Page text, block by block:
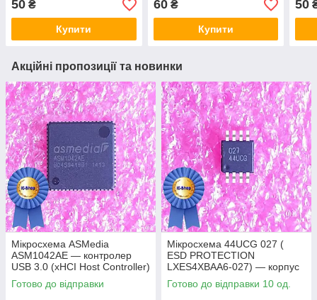
50 ₴
Купити
60₴
Купити
50
Акційні пропозиції та новинки
Мікросхема ASMedia
ASM1042AE — контролер
USB 3.0 (xHCI Host Controller)
Готово до відправки
Мікросхема 44UCG 027 (
ESD PROTECTION
LXES4XBAA6-027) — корпус
msop8
Готово до відправки 10 од.